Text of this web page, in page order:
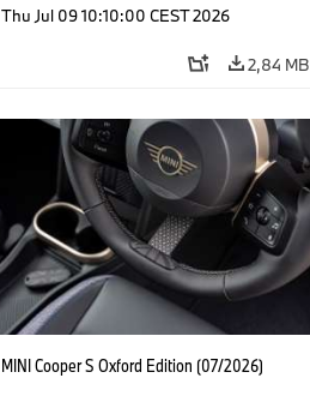
Thu Jul 09 10:10:00 CEST 2026
2,84 MB
MINI Cooper S Oxford Edition (07/2026)